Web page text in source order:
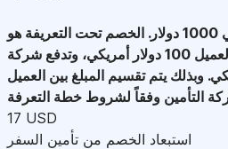
مثال: رسوم المستشفى هي 1000 دولار. الخصم تحت التعريفة هو
100 دولار أمريكي، ويدفع العميل 100 دولار أمريكي، وتدفع شركة
أمريكي. وبذلك يتم تقسيم المبلغ بين العميل
17 USD
استبعاد الخصم من تأمين السفر